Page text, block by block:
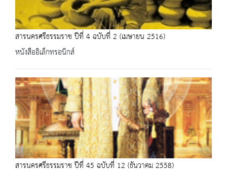
สารนครศรีธรรมราช ปีที่ 4 ฉบับที่ 2 (เมษายน 2516)
หนังสืออิเล็กทรอนิกส์
สารนครศรีธรรมราช ปีที่ 45 ฉบับที่ 12 (ธันวาคม 2558)